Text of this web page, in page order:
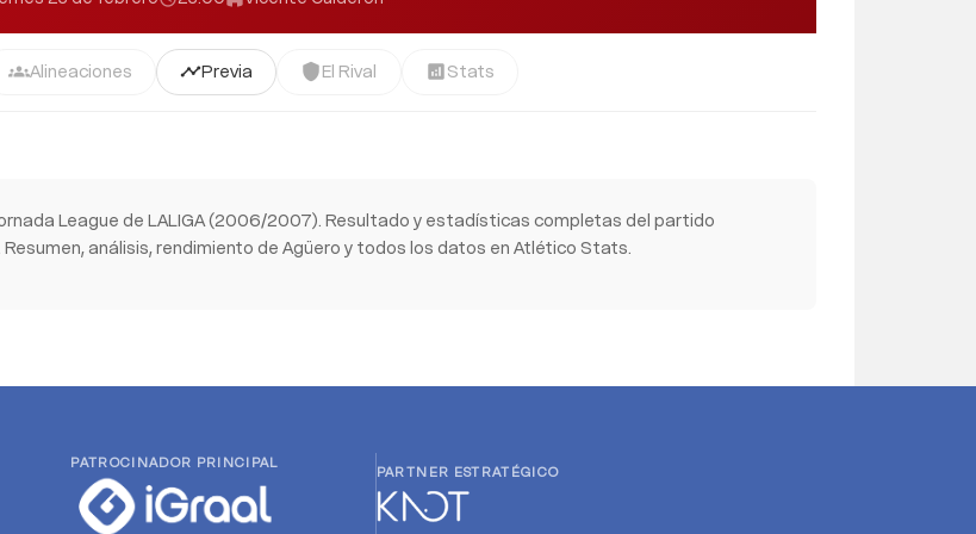
groupsAlineaciones timelinePrevia shieldEl Rival analytics Stats
League de LALIGA (2006/2007). Resultado y estadísticas completas del partido
análisis, rendimiento de Agüero y todos los datos en Atlético Stats.
PATROCINADOR PRINCIPAL
PARTNER ESTRATÉGICO